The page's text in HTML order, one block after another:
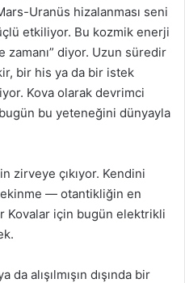
Uranüs hizalanması seni
etkiliyor. Bu kozmik enerji
zamanı” diyor. Uzun süredir
bir his ya da bir istek
Kova olarak devrimci
bu yeteneğini dünyayla
zirveye çıkıyor. Kendini
— otantikliğin en
Kovalar için bugün elektrikli
da alışılmışın dışında bir